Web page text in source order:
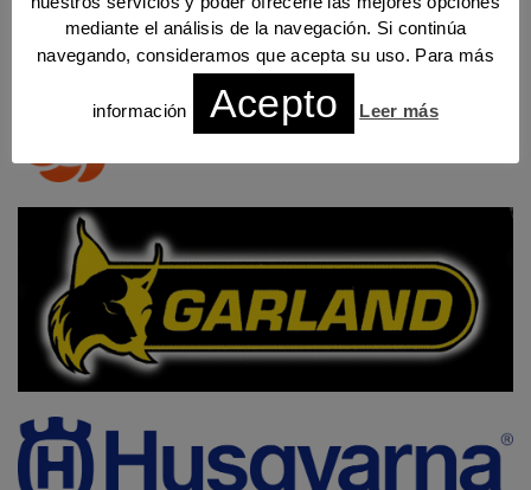
mediante el análisis de la navegación. Si continúa
navegando, consideramos que acepta su uso. Para más
información Acepto Leer más